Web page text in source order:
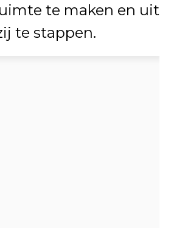
te maken en uit
te stappen.